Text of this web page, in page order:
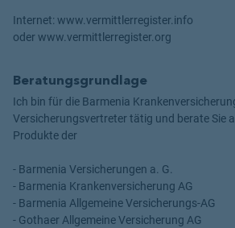
Internet: www.vermittlerregister.info
oder www.vermittlerregister.org
Beratungsgrundlage
Ich bin für die Barmenia
Versicherungsvertreter tätig und berate Sie
Produkte der
- Barmenia Versicherungen a. G.
- Barmenia Krankenversicherung AG
- Barmenia Allgemeine Versicherungs-AG
- Gothaer Allgemeine Versicherung AG